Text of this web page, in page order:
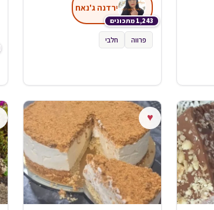
1,243 מתכונים
ירדנה ג'נאח
פרווה חלבי
♥